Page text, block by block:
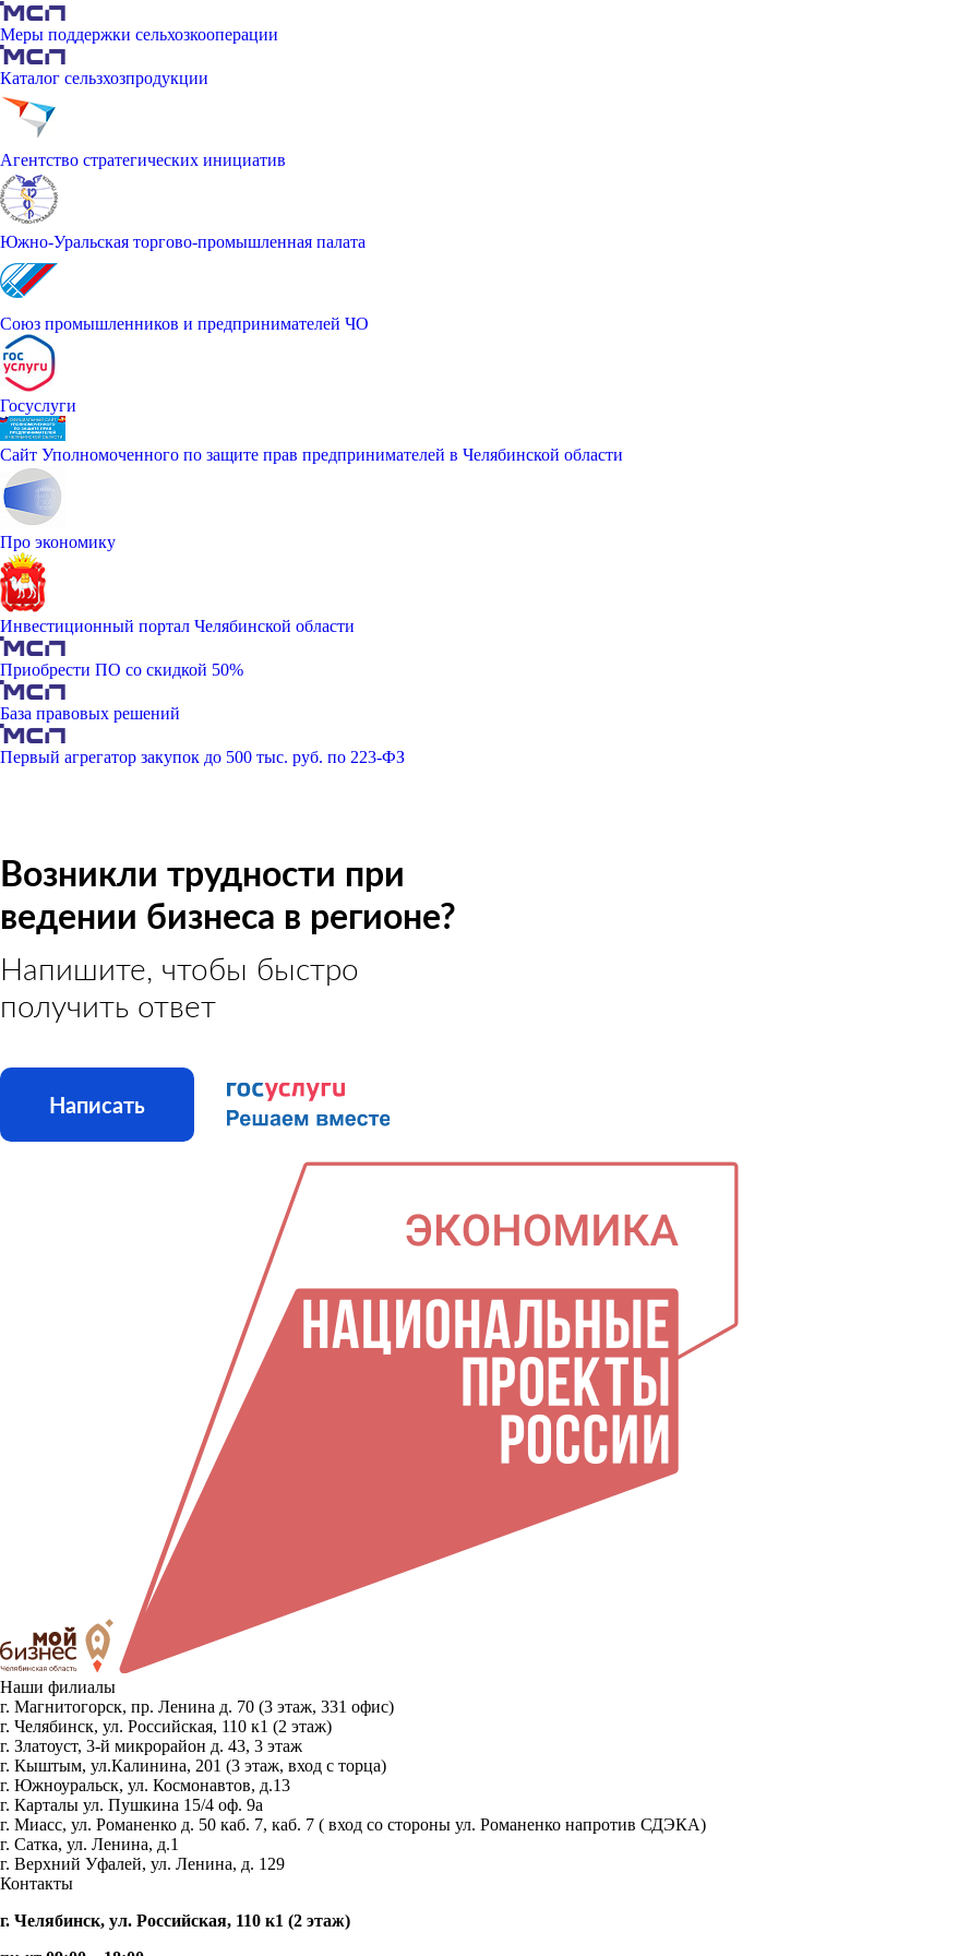
Меры поддержки сельхозкооперации
Каталог сельзхозпродукции
Агентство стратегических инициатив
Южно-Уральская торгово-промышленная палата
Союз промышленников и предпринимателей ЧО
Госуслуги
Сайт Уполномоченного по защите прав предпринимателей в Челябинской области
Про экономику
Инвестиционный портал Челябинской области
Приобрести ПО со скидкой 50%
База правовых решений
Первый агрегатор закупок до 500 тыс. руб. по 223-ФЗ
Возникли трудности при
ведении бизнеса в регионе?
Напишите, чтобы быстро
получить ответ
Написать
Наши филиалы
г. Магнитогорск, пр. Ленина д. 70 (3 этаж, 331 офис)
г. Челябинск, ул. Российская, 110 к1 (2 этаж)
г. Златоуст, 3-й микрорайон д. 43, 3 этаж
г. Кыштым, ул.Калинина, 201 (3 этаж, вход с торца)
г. Южноуральск, ул. Космонавтов, д.13
г. Карталы ул. Пушкина 15/4 оф. 9а
г. Миасс, ул. Романенко д. 50 каб. 7, каб. 7 ( вход со стороны ул. Романенко напротив СДЭКА)
г. Сатка, ул. Ленина, д.1
г. Верхний Уфалей, ул. Ленина, д. 129
Контакты
г. Челябинск, ул. Российская, 110 к1 (2 этаж)